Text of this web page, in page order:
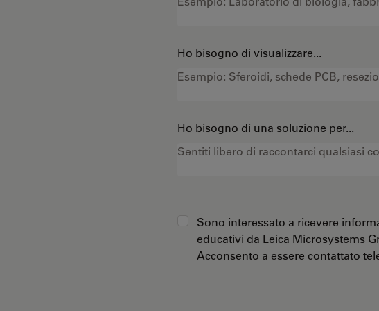
Ho bisogno di visualizzare...
Ho bisogno di una soluzione per...
Sono interessato a ricevere
educativi da Leica Microsystems
Acconsento a essere contattato